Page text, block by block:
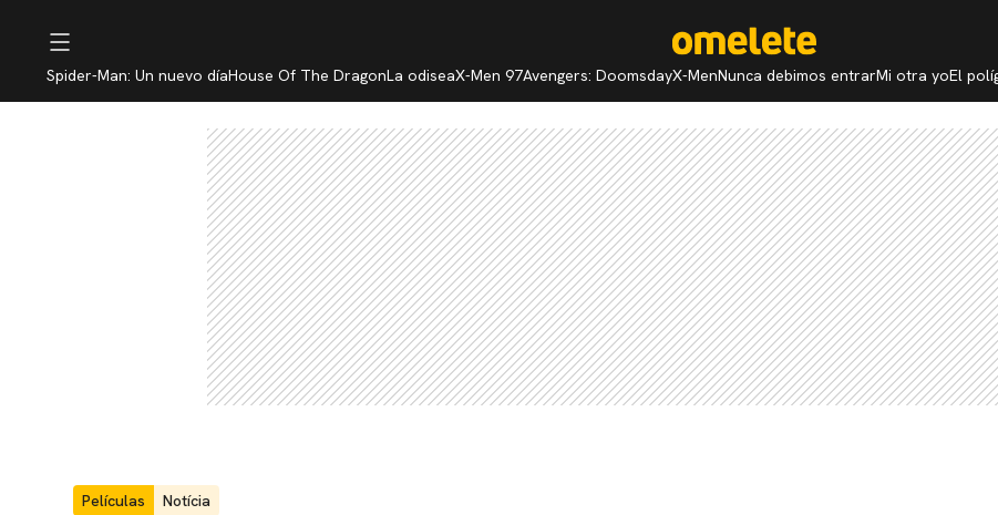
Spider-Man: Un nuevo díaHouse Of The DragonLa odiseaX-Men 97Avengers: DoomsdayX-MenNunca debimos entrarMi otra yoEl
Películas Notícia